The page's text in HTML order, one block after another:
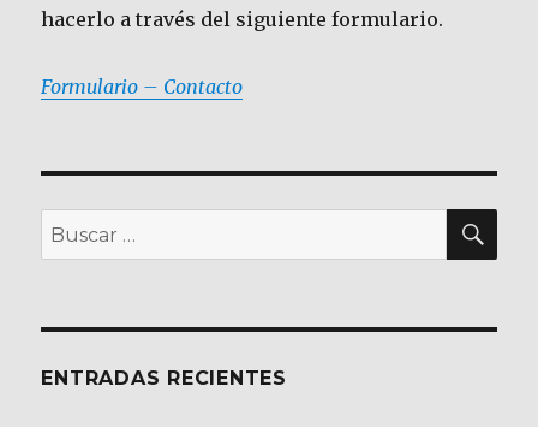
hacerlo a través del siguiente formulario.
Formulario – Contacto
Buscar
por:
ENTRADAS RECIENTES